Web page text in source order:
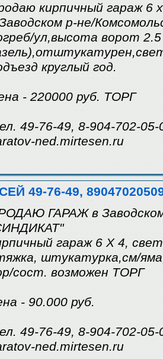
кирпичный гараж 6
р-не/
ул,высота ворот
круглый год.
- 220000 руб. ТОРГ
49-76-49, 8-904-702-05-
ned.mirtesen.ru
49-76-49,
ГАРАЖ в
гараж 6 Х 4,
штукатурка,см/
сост. возможен ТОРГ
- 90.000 руб.
49-76-49, 8-904-702-05-
ned.mirtesen.ru